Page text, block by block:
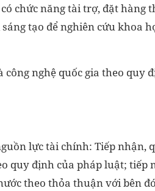
chức năng tài trợ, đặt hàng
tạo để nghiên cứu khoa
nghệ quốc gia theo quy
lực tài chính: Tiếp nhận,
quy định của pháp luật; tiếp
theo thỏa thuận với bên